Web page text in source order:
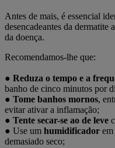
Antes de mais, é essencial
desencadeantes da dermatite
da doença.
Recomendamos-lhe que:
● Reduza o tempo e a
banho de cinco minutos por
● Tome banhos mornos,
evitar ativar a inflamação;
● Tente secar-se ao de leve
● Use um humidificador
demasiado seco;